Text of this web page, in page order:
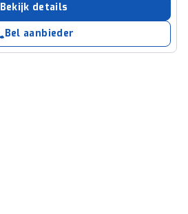
Bekijk details
Bel aanbieder